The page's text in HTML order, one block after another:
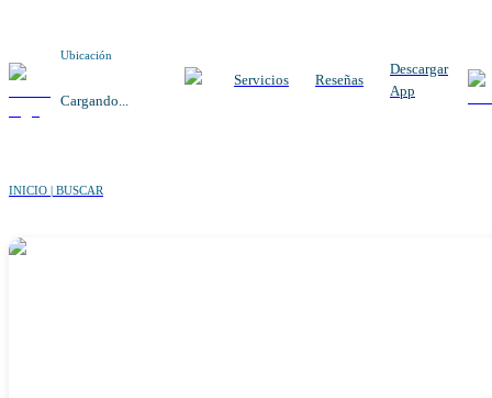
Ubicación
Cargando...
Servicios Reseñas
Descargar
App
INICIO | BUSCAR